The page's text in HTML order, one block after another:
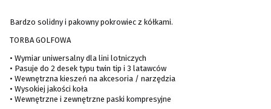
Bardzo solidny i pakowny pokrowiec z kółkami.
TORBA GOLFOWA
• Wymiar uniwersalny dla lini lotniczych
• Pasuje do 2 desek typu twin tip i 3 latawców
• Wewnętrzna kieszeń na akcesoria / narzędzia
• Wysokiej jakości koła
• Wewnętrzne i zewnętrzne paski kompresyjne